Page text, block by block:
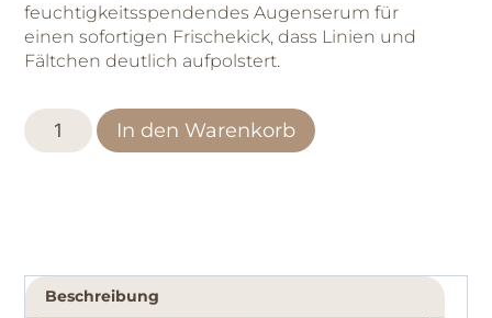
feuchtigkeitsspendendes Augenserum für
einen sofortigen Frischekick, dass Linien und
Fältchen deutlich aufpolstert.
In den Warenkorb
Beschreibung